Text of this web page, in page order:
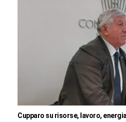
Cupparo su risorse, lavoro,